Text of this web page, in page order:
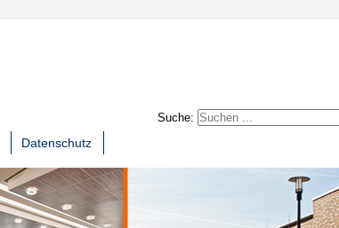
Suche:
Datenschutz